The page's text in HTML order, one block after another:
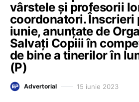
vârstele și profesorii
coordonatori. Înscrieri
iunie, anunțate de
Salvați Copiii în
de bine a tinerilor în
(P)
Advertorial 15 iunie 2023